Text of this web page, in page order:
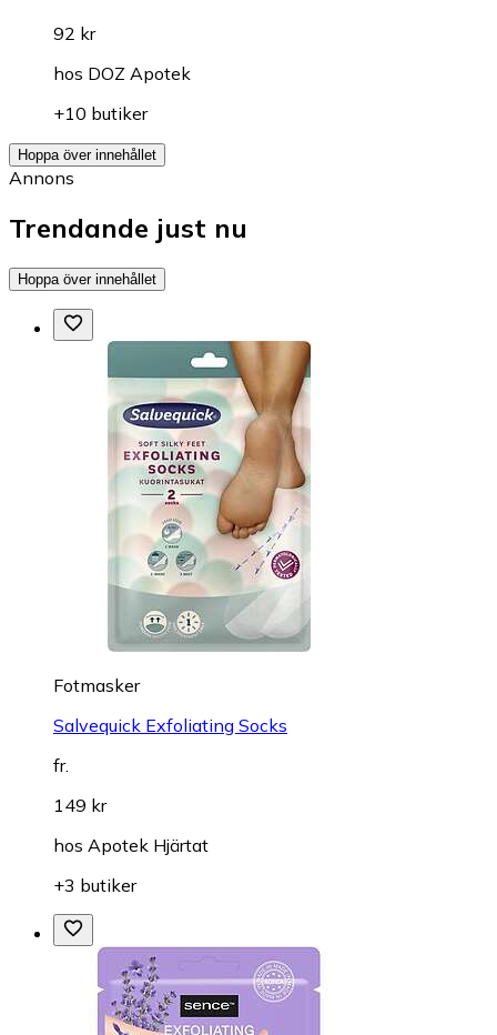
92 kr
hos DOZ Apotek
+10 butiker
Hoppa över innehållet
Annons
Trendande just nu
Hoppa över innehållet
Fotmasker
Salvequick Exfoliating Socks
fr.
149 kr
hos Apotek Hjärtat
+3 butiker